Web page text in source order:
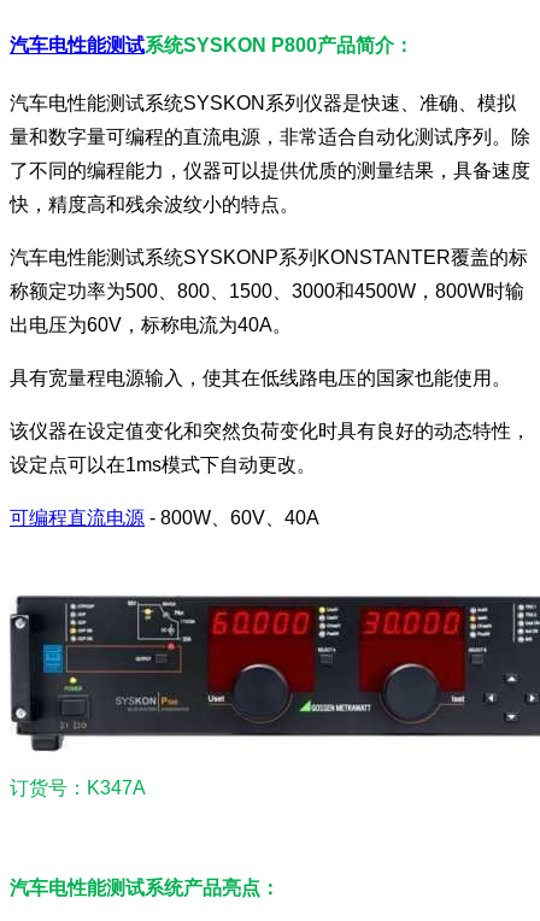
汽车电性能测试系统SYSKON P800产品简介：
汽车电性能测试系统SYSKON系列仪器是快速、准确、模拟
量和数字量可编程的直流电源，非常适合自动化测试序列。除
了不同的编程能力，仪器可以提供优质的测量结果，具备速度
快，精度高和残余波纹小的特点。
汽车电性能测试系统SYSKONP系列KONSTANTER覆盖的标
称额定功率为500、800、1500、3000和4500W，800W时输
出电压为60V，标称电流为40A。
具有宽量程电源输入，使其在低线路电压的国家也能使用。
该仪器在设定值变化和突然负荷变化时具有良好的动态特性，
设定点可以在1ms模式下自动更改。
可编程直流电源 - 800W、60V、40A
订货号：K347A
汽车电性能测试系统产品亮点：